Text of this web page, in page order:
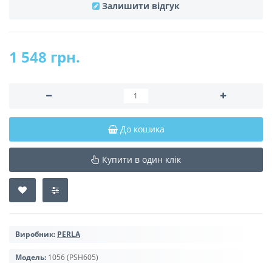
Залишити відгук
1 548 грн.
До кошика
Купити в один клік
Виробник: PERLA
Модель: 1056 (PSH605)